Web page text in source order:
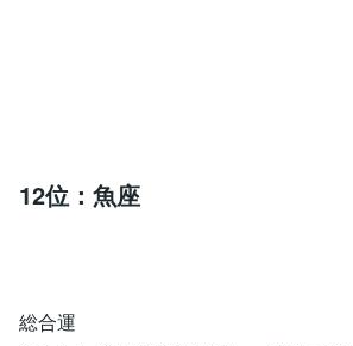
12位：魚座
総合運